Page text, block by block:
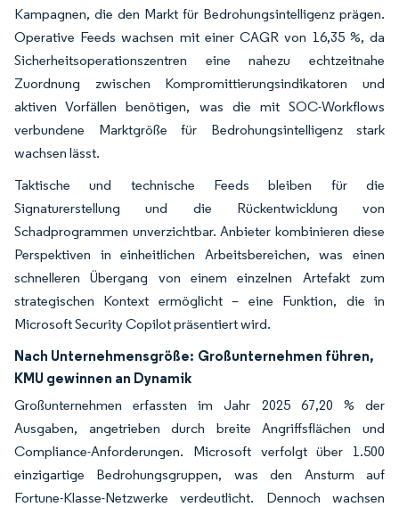
Kampagnen, die den Markt für Bedrohungsintelligenz prägen.
Operative Feeds wachsen mit einer CAGR von 16,35 %, da
Sicherheitsoperationszentren eine nahezu echtzeitnahe
Zuordnung zwischen Kompromittierungsindikatoren und
aktiven Vorfällen benötigen, was die mit SOC-Workflows
verbundene Marktgröße für Bedrohungsintelligenz stark
wachsen lässt.
Taktische und technische Feeds bleiben für die
Signaturerstellung und die Rückentwicklung von
Schadprogrammen unverzichtbar. Anbieter kombinieren diese
Perspektiven in einheitlichen Arbeitsbereichen, was einen
schnelleren Übergang von einem einzelnen Artefakt zum
strategischen Kontext ermöglicht – eine Funktion, die in
Microsoft Security Copilot präsentiert wird.
Nach Unternehmensgröße: Großunternehmen führen,
KMU gewinnen an Dynamik
Großunternehmen erfassten im Jahr 2025 67,20 % der
Ausgaben, angetrieben durch breite Angriffsflächen und
Compliance-Anforderungen. Microsoft verfolgt über 1.500
einzigartige Bedrohungsgruppen, was den Ansturm auf
Fortune-Klasse-Netzwerke verdeutlicht. Dennoch wachsen